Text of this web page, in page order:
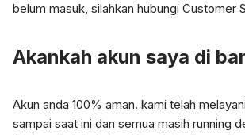
belum masuk, silahkan hubungi Customer
Akankah akun saya di
Akun anda 100% aman. kami telah
sampai saat ini dan semua masih running